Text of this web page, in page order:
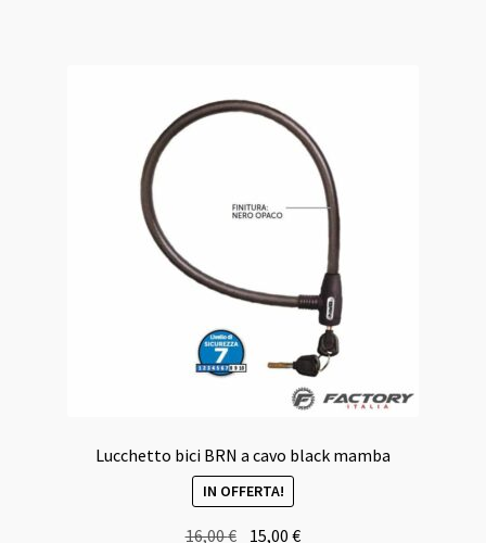
Lucchetto bici BRN a cavo black mamba
IN OFFERTA!
16,00€ 15,00€Il